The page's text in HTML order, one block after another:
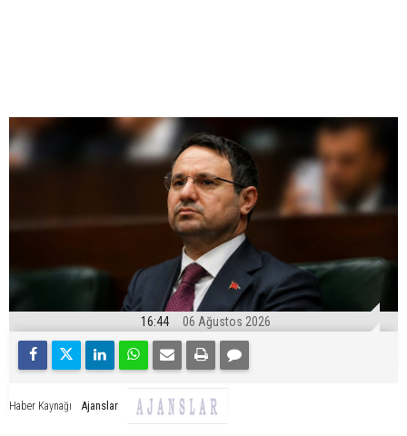
16:44 06 Ağustos 2026
Haber Kaynağı Ajanslar